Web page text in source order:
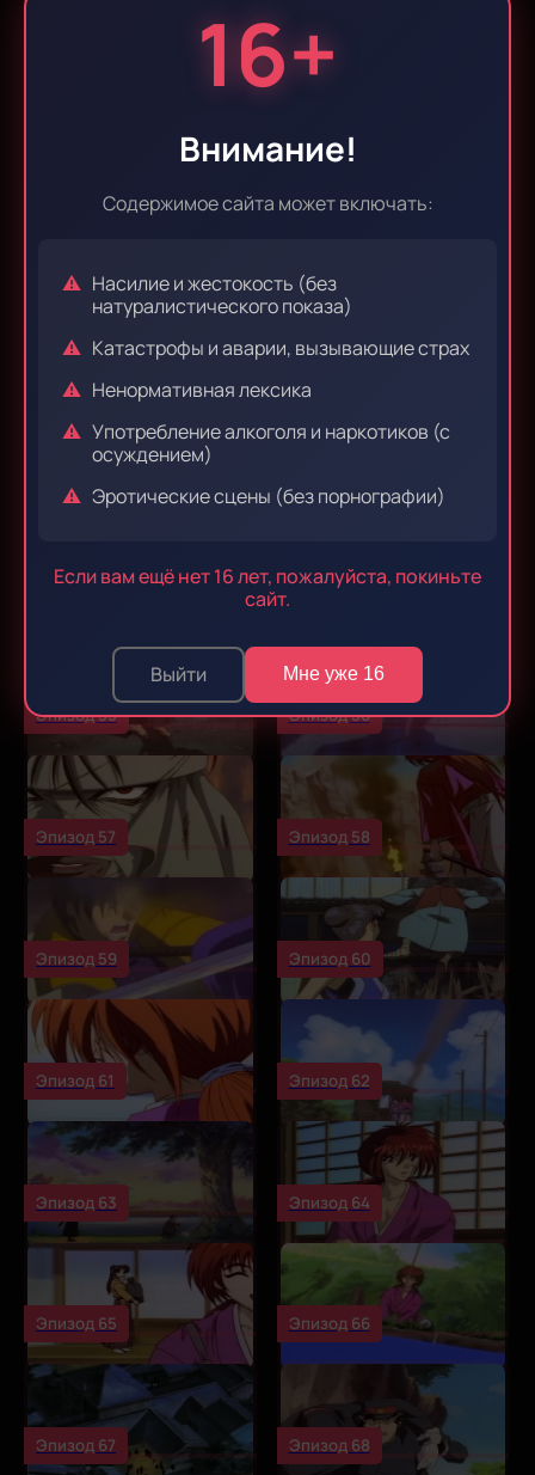
16+
Внимание!
Содержимое сайта может включать:
Насилие и жестокость (без
натуралистического показа)
Катастрофы и аварии, вызывающие страх
Ненормативная лексика
Употребление алкоголя и наркотиков (с
осуждением)
Эротические сцены (без порнографии)
Если вам ещё нет 16 лет, пожалуйста, покиньте
сайт.
Выйти Мне уже 16
Эпизод 49 Эпизод 50
Эпизод 54
Эпизод 55 Эпизод 56
Эпизод 57 Эпизод 58
Эпизод 59 Эпизод 60
Эпизод 61 Эпизод 62
Эпизод 63 Эпизод 64
Эпизод 65 Эпизод 66
Эпизод 67 Эпизод 68